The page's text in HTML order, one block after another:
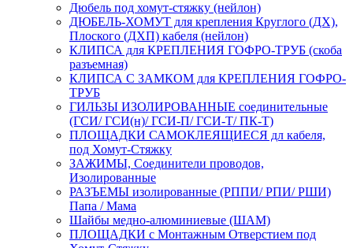
Дюбель под хомут-стяжку (нейлон)
ДЮБЕЛЬ-ХОМУТ для крепления Круглого (ДХ),
Плоского (ДХП) кабеля (нейлон)
КЛИПСА для КРЕПЛЕНИЯ ГОФРО-ТРУБ (скоба
разъемная)
КЛИПСА С ЗАМКОМ для КРЕПЛЕНИЯ ГОФРО-
ТРУБ
ГИЛЬЗЫ ИЗОЛИРОВАННЫЕ соединительные
(ГСИ/ ГСИ(н)/ ГСИ-П/ ГСИ-Т/ ПК-Т)
ПЛОЩАДКИ САМОКЛЕЯЩИЕСЯ дл кабеля,
под Хомут-Стяжку
ЗАЖИМЫ, Соединители проводов,
Изолированные
РАЗЪЕМЫ изолированные (РППИ/ РПИ/ РШИ)
Папа / Мама
Шайбы медно-алюминиевые (ШАМ)
ПЛОЩАДКИ с Монтажным Отверстием под